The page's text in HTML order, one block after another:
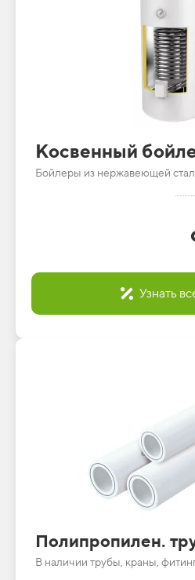
Косвенный
Бойлеры из нержавеющей
Узнать
Полипропилен.
В наличии трубы, краны,